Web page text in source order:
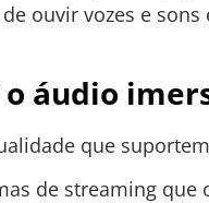
ouvir vozes e
áudio
que
de streaming